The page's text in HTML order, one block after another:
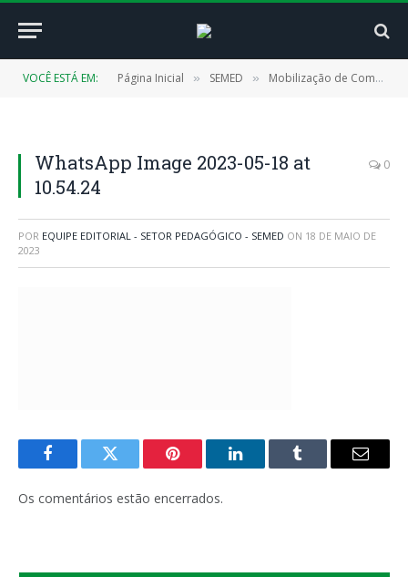
VOCÊ ESTÁ EM: Página Inicial » SEMED » Mobilização de Combate ao Abuso e à Exploração Sexual Contra Crianças e Adolescentes é Realizada nas Escolas Públicas Municipais
WhatsApp Image 2023-05-18 at
10.54.24
0
POR EQUIPE EDITORIAL - SETOR PEDAGÓGICO - SEMED ON 18 DE MAIO DE
2023
FacebookTwitter Pinterest LinkedInTumblr
E-
Os comentários estão encerrados.